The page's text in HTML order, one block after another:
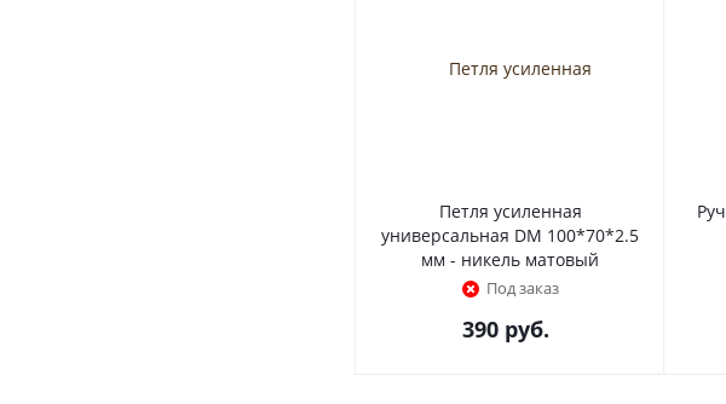
Петля усиленная
универсальная DM 100*70*2.5
мм - никель матовый
Под заказ
390 руб.